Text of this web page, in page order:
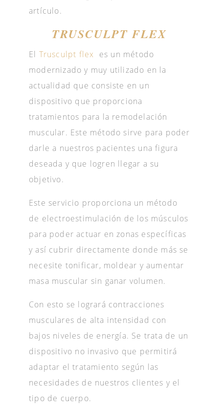
artículo.
TRUSCULPT FLEX
El Trusculpt flex es un método
modernizado y muy utilizado en la
actualidad que consiste en un
dispositivo que proporciona
tratamientos para la remodelación
muscular. Este método sirve para poder
darle a nuestros pacientes una figura
deseada y que logren llegar a su
objetivo.
Este servicio proporciona un método
de electroestimulación de los músculos
para poder actuar en zonas específicas
y así cubrir directamente donde más se
necesite tonificar, moldear y aumentar
masa muscular sin ganar volumen.
Con esto se logrará contracciones
musculares de alta intensidad con
bajos niveles de energía. Se trata de un
dispositivo no invasivo que permitirá
adaptar el tratamiento según las
necesidades de nuestros clientes y el
tipo de cuerpo.